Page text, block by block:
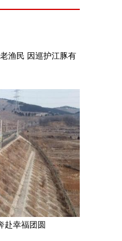
渔民 因巡护江豚有
赴幸福团圆